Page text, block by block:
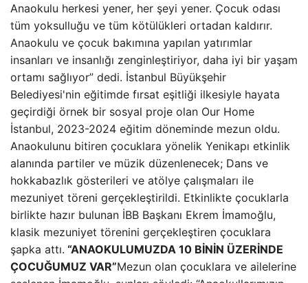
Anaokulu herkesi yener, her şeyi yener. Çocuk odası
tüm yoksulluğu ve tüm kötülükleri ortadan kaldırır.
Anaokulu ve çocuk bakımına yapılan yatırımlar
insanları ve insanlığı zenginleştiriyor, daha iyi bir yaşam
ortamı sağlıyor” dedi. İstanbul Büyükşehir
Belediyesi'nin eğitimde fırsat eşitliği ilkesiyle hayata
geçirdiği örnek bir sosyal proje olan Our Home
İstanbul, 2023-2024 eğitim döneminde mezun oldu.
Anaokulunu bitiren çocuklara yönelik Yenikapı etkinlik
alanında partiler ve müzik düzenlenecek; Dans ve
hokkabazlık gösterileri ve atölye çalışmaları ile
mezuniyet töreni gerçekleştirildi. Etkinlikte çocuklarla
birlikte hazır bulunan İBB Başkanı Ekrem İmamoğlu,
klasik mezuniyet törenini gerçekleştiren çocuklara
şapka attı. “ANAOKULUMUZDA 10 BİNİN ÜZERİNDE
ÇOCUĞUMUZ VAR”Mezun olan çocuklara ve ailelerine